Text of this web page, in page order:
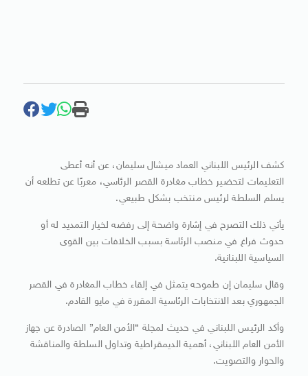
كشف الرئيس اللبناني العماد ميشال سليمان، عن أنه أعطى
التعليمات لتحضير خطاب مغادرة القصر الرئاسي، معربًا عن تطلعه أن
يسلم السلطة لرئيس منتخب بشكل طبيعي.
يأتي ذلك التصرح في إشارة واضحة إلى رفضه لخيار التمديد له أو
حدوث فراغ في منصب الرئاسة بسبب الخلافات بين القوى
السياسية اللبنانية.
وقال سليمان إن طموحه يتمثل في إلقاء خطاب المغادرة في القصر
الجمهوري بعد الانتخابات الرئاسية المقررة في مايو القادم.
وأكد الرئيس اللبناني في حديث لمجلة “الأمن العام” الصادرة عن جهاز
الأمن العام اللبناني، أهمية الديمقراطية وتداول السلطة والمناقشة
والحوار والتصويت.